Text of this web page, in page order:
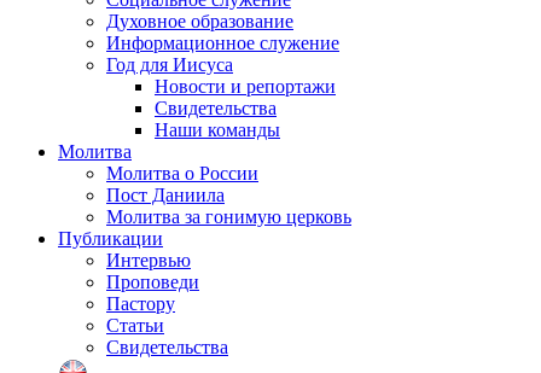
Духовное образование
Информационное служение
Год для Иисуса
Новости и репортажи
Свидетельства
Наши команды
Молитва
Молитва о России
Пост Даниила
Молитва за гонимую церковь
Публикации
Интервью
Проповеди
Пастору
Статьи
Свидетельства